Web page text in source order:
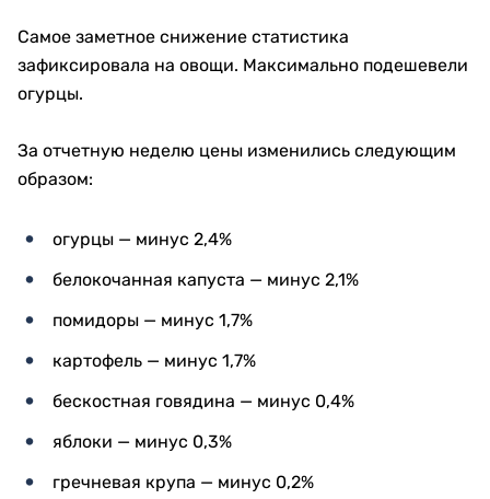
Самое заметное снижение статистика
зафиксировала на овощи. Максимально подешевели
огурцы.
За отчетную неделю цены изменились следующим
образом:
огурцы — минус 2,4%
белокочанная капуста — минус 2,1%
помидоры — минус 1,7%
картофель — минус 1,7%
бескостная говядина — минус 0,4%
яблоки — минус 0,3%
гречневая крупа — минус 0,2%